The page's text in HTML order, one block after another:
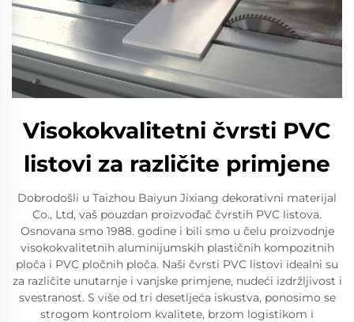
Visokokvalitetni čvrsti PVC
listovi za različite primjene
Dobrodošli u Taizhou Baiyun Jixiang dekorativni materijal
Co., Ltd, vaš pouzdan proizvođač čvrstih PVC listova.
Osnovana smo 1988. godine i bili smo u čelu proizvodnje
visokokvalitetnih aluminijumskih plastičnih kompozitnih
ploča i PVC pločnih ploča. Naši čvrsti PVC listovi idealni su
za različite unutarnje i vanjske primjene, nudeći izdržljivost i
svestranost. S više od tri desetljeća iskustva, ponosimo se
strogom kontrolom kvalitete, brzom logistikom i